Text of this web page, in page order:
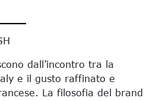
dall’incontro tra la
e il gusto raffinato e
La filosofia del brand